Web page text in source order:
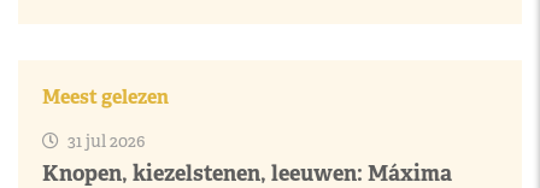
Meest gelezen
31 jul 2026
Knopen, kiezelstenen, leeuwen: Máxima